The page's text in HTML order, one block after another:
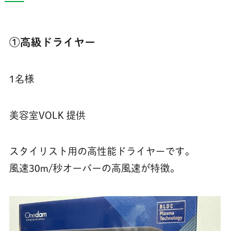
①高級ドライヤー
1名様
美容室VOLK 提供
スタイリスト用の高性能ドライヤーです。
風速30m/秒オーバーの高風速が特徴。